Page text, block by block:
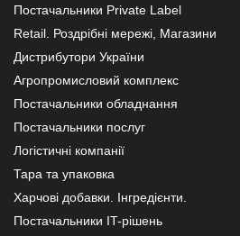
Постачальники Private Label
Retail. Роздрібні мережі, Магазини
Дистрибутори України
Агропромисловий комплекс
Постачальники обладнання
Постачальники послуг
Логістичні компанії
Тара та упаковка
Харчові добавки. Інгредієнти.
Постачальники IT-рішень